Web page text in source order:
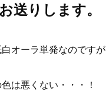
送りします。
オーラ単発なのですが
は悪くない・・・！